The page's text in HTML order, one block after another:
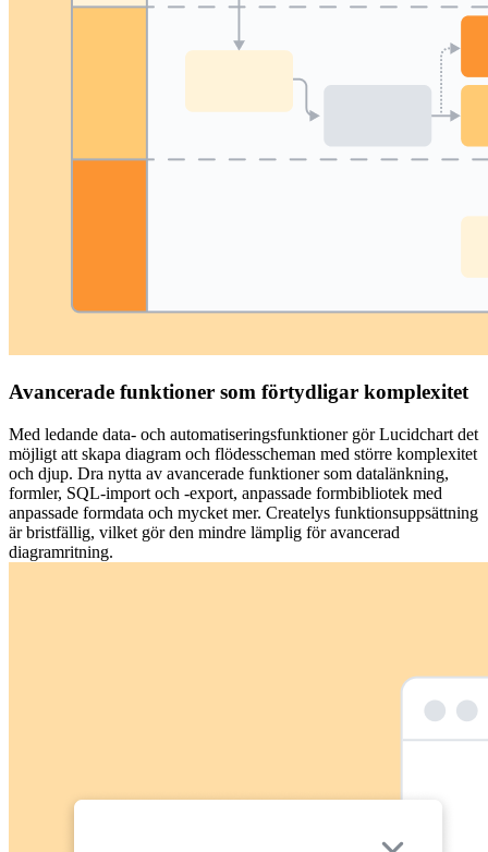
Avancerade funktioner som förtydligar komplexitet
Med ledande data- och automatiseringsfunktioner gör Lucidchart det
möjligt att skapa diagram och flödesscheman med större komplexitet
och djup. Dra nytta av avancerade funktioner som datalänkning,
formler, SQL-import och -export, anpassade formbibliotek med
anpassade formdata och mycket mer. Createlys funktionsuppsättning
är bristfällig, vilket gör den mindre lämplig för avancerad
diagramritning.